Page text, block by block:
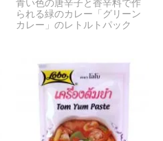
青い色の唐辛子と香辛料で作
られる緑のカレー「グリーン
カレー」のレトルトパック